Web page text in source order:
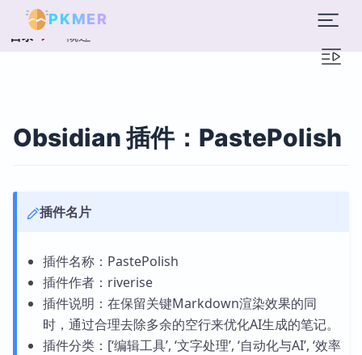
PKMER
目录 概述
Obsidian 插件：PastePolish
插件名片
插件名称：PastePolish
插件作者：riverise
插件说明：在保留关键Markdown渲染效果的同
时，通过合理去除多余的空行来优化AI生成的笔记。
插件分类：[‘编辑工具’, ‘文字处理’, ‘自动化与AI’, ‘效率